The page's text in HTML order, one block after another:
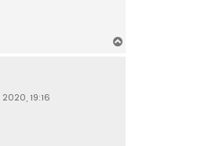
2020, 19:16